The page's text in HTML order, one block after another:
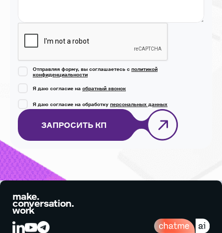
Отправляя форму, вы соглашаетесь с политикой
конфиденциальности
Я даю согласие на обратный звонок
Я даю согласие на обработку персональных данных
ЗАПРОСИТЬ КП
make.
conversation.
work